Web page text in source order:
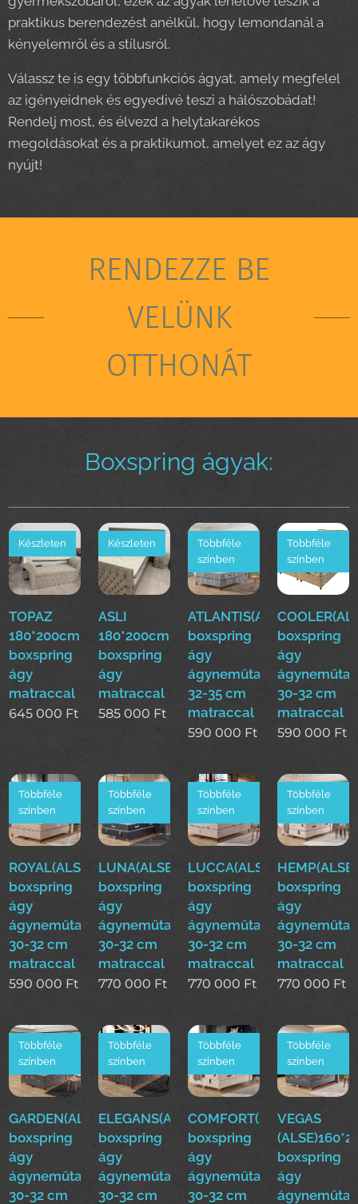
praktikus berendezést anélkül, hogy lemondanál a
kényelemről és a stílusról.
Válassz te is egy többfunkciós ágyat, amely megfelel
az igényeidnek és egyedivé teszi a hálószobádat!
Rendelj most, és élvezd a helytakarékos
megoldásokat és a praktikumot, amelyet ez az ágy
nyújt!
RENDEZZE BE
VELÜNK
OTTHONÁT
Boxspring ágyak:
TOPAZ
180*200cm
boxspring
ágy
matraccal
Készleten
645 000 Ft
ASLI
180*200cm
boxspring
ágy
matraccal
Készleten
585 000 Ft
ATLANTIS(ALS)160*200cm
boxspring
ágy
ágyneműtartóval
32-35 cm
matraccal
Többféle
színben
590 000 Ft
boxspring
ágy
30-32 cm
matraccal
Többféle
színben
590 000 Ft
ROYAL(ALS)160*200cm
boxspring
ágy
ágyneműtartóval
30-32 cm
matraccal
Többféle
színben
590 000 Ft
LUNA(ALSE)160*200cm
boxspring
ágy
ágyneműtartóval
30-32 cm
matraccal
Többféle
színben
770 000 Ft
LUCCA(ALSE)160*200cm
boxspring
ágy
ágyneműtartóval
30-32 cm
matraccal
Többféle
színben
770 000 Ft
boxspring
ágy
30-32 cm
matraccal
Többféle
színben
770 000 Ft
GARDEN(ALSE)160*200cm
boxspring
ágy
ágyneműtartóval
30-32 cm
Többféle
színben
ELEGANS(ALSE)160*200cm
boxspring
ágy
ágyneműtartóval
30-32 cm
Többféle
színben
boxspring
ágy
ágyneműtartóval
30-32 cm
Többféle
színben
VEGAS
boxspring
ágy
Többféle
színben